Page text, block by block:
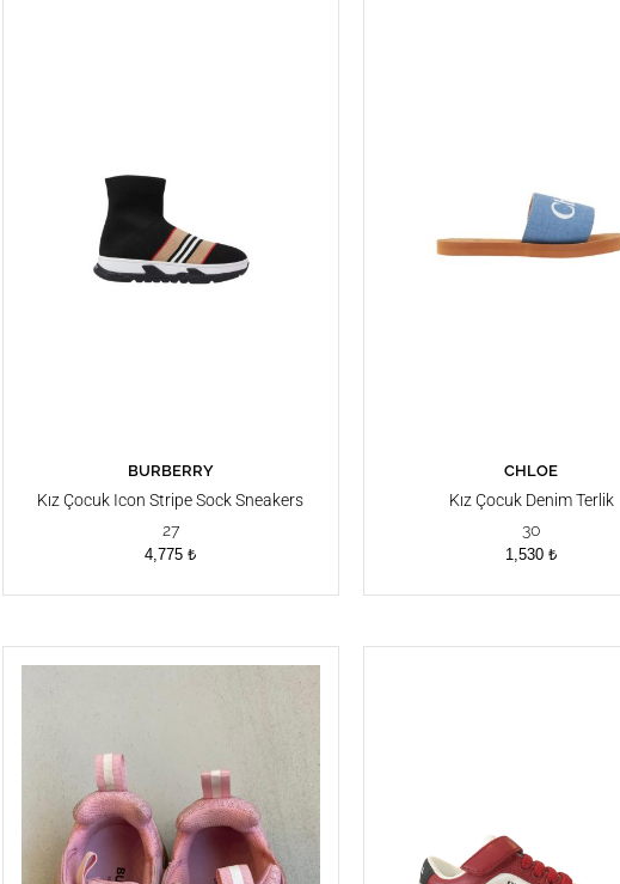
SEPETE EKLE
BURBERRY
Kız Çocuk Icon Stripe Sock Sneakers
27
4,775₺
SEPETE EKLE
CHLOE
Kız Çocuk Denim Terlik
30
1,530₺